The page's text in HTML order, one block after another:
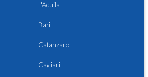
L'Aquila
Bari
Catanzaro
Cagliari